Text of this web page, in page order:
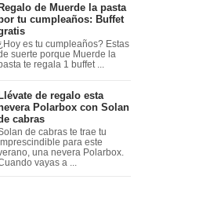
Regalo de Muerde la pasta
tu cumpleaños: Buffet
es tu cumpleaños? Estas
suerte porque Muerde la
te regala 1 buffet ...
Llévate de regalo esta
Polarbox con Solan
cabras
de cabras te trae tu
para este
una nevera Polarbox.
vayas a ...